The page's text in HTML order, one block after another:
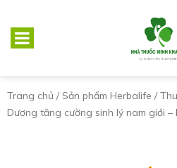
Trang chủ / Sản phẩm Herbalife /
Dương tăng cường sinh lý nam giới –